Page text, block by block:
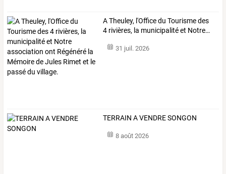
ATheuley, l'Officedu Tourismedes
4 rivières, la municipalitéet Notre…
31 juil. 2026
TERRAIN A VENDRE SONGON
8 août 2026